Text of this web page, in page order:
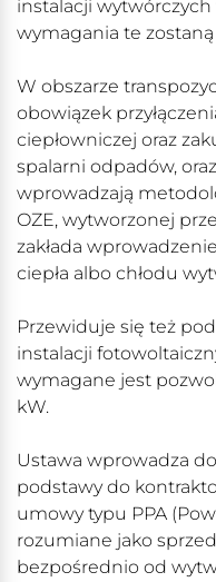
instalacji wytwórczych
wymagania te
W obszarze
obowiązek
ciepłowniczej oraz
spalarni odpadów,
wprowadzają
OZE, wytworzonej
zakłada
ciepła albo chłodu
Przewiduje się też
instalacji
wymagane jest
kW.
Ustawa wprowadza
podstawy do
umowy typu PPA
rozumiane jako
bezpośrednio od